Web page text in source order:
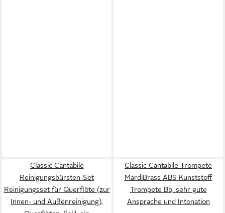
Classic Cantabile
Reinigungsbürsten-Set
Reinigungsset für Querflöte (zur
Innen- und Außenreinigung),
Classic Cantabile Trompete
MardiBrass ABS Kunststoff
Trompete Bb, sehr gute
Ansprache und Intonation